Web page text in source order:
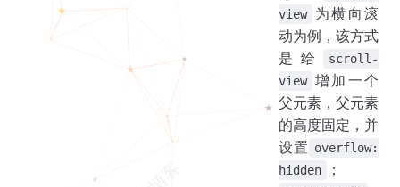
view
为横向滚
动为例，该方式
是给
scroll-
view 增加一个
父元素，父元素
的高度固定，并
设置 overflow:
hidden
；